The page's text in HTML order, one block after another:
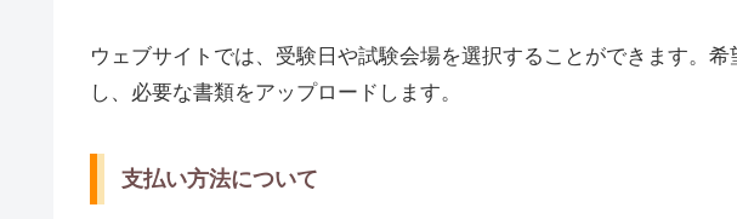
ウェブサイトでは、受験日や試験会場を選択することができます。
し、必要な書類をアップロードします。
支払い方法について